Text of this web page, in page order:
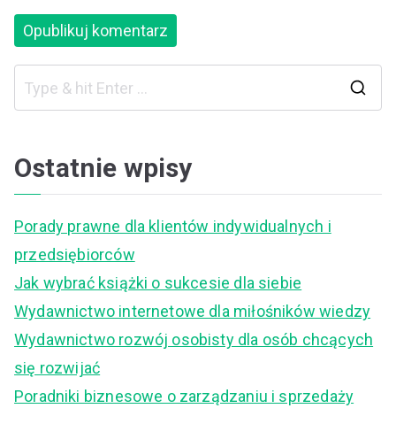
Ostatnie wpisy
Porady prawne dla klientów indywidualnych i
przedsiębiorców
Jak wybrać książki o sukcesie dla siebie
Wydawnictwo internetowe dla miłośników wiedzy
Wydawnictwo rozwój osobisty dla osób chcących
się rozwijać
Poradniki biznesowe o zarządzaniu i sprzedaży